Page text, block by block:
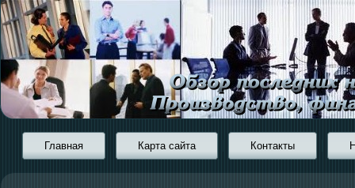
Главная Карта сайта Контакты